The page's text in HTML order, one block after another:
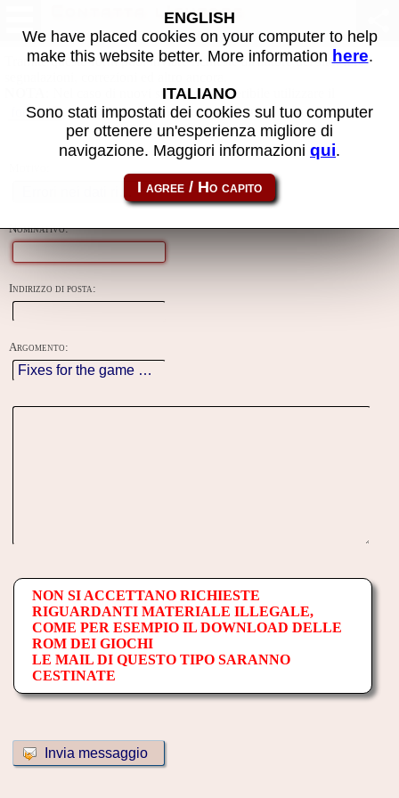
Contatta l'autore
Tramite questo form puoi inviare richieste all'autore del sito, fare
: Nel caso di nuovi sviluppi è preferibile utilizzare il
forum
creato apposta per questo progetto.
Nominativo:
Indirizzo di posta:
Argomento:
NON SI ACCETTANO RICHIESTE
RIGUARDANTI MATERIALE ILLEGALE,
COME PER ESEMPIO IL DOWNLOAD DELLE
ROM DEI GIOCHI
LE MAIL DI QUESTO TIPO SARANNO
CESTINATE
ENGLISH
We have placed cookies on your computer to help
make this website better. More information here.
ITALIANO
Sono stati impostati dei cookies sul tuo computer
per ottenere un'esperienza migliore di
navigazione. Maggiori informazioni qui.